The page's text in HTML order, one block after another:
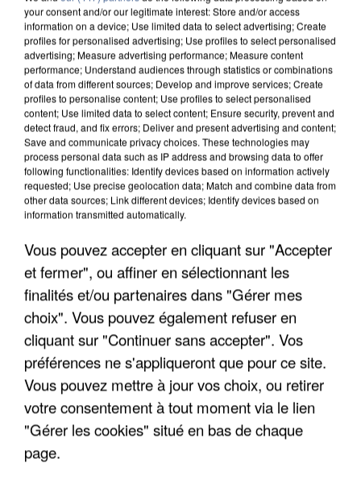
APRÈS TOUTES CES CANICULES, LES REFUGES
your consent and/or our legitimate interest: Store and/or access
information on a device; Use limited data to select advertising; Create
profiles for personalised advertising; Use profiles to select personalised
advertising; Measure advertising performance; Measure content
performance; Understand audiences through statistics or combinations
of data from different sources; Develop and improve services; Create
profiles to personalise content; Use profiles to select personalised
content; Use limited data to select content; Ensure security, prevent and
detect fraud, and fix errors; Deliver and present advertising and content;
Save and communicate privacy choices. These technologies may
process personal data such as IP address and browsing data to offer
following functionalities: Identify devices based on information actively
requested; Use precise geolocation data; Match and combine data from
other data sources; Link different devices; Identify devices based on
information transmitted automatically.
Vous pouvez accepter en cliquant sur "Accepter
et fermer", ou affiner en sélectionnant les
finalités et/ou partenaires dans "Gérer mes
choix". Vous pouvez également refuser en
cliquant sur "Continuer sans accepter". Vos
préférences ne s'appliqueront que pour ce site.
Vous pouvez mettre à jour vos choix, ou retirer
votre consentement à tout moment via le lien
"Gérer les cookies" situé en bas de chaque
page.